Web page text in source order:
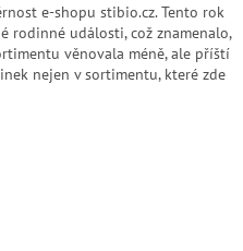
e-shopu stibio.cz. Tento rok
rodinné události, což znamenalo,
věnovala méně, ale příští
nejen v sortimentu, které zde